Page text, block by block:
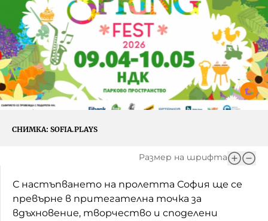
Фантазирай
Приказки
История на изкуството
Музикална кутийка
Къщата
Златната ябълка
Игри
Кои сме ние?
За вас, родители
БНР
БНР Новини
Архивен фонд на БНР
СНИМКА: SOFIA.PLAYS
Размер на шрифта
С настъпването на пролетта София ще се
превърне в притегателна точка за
вдъхновение, творчество и споделени